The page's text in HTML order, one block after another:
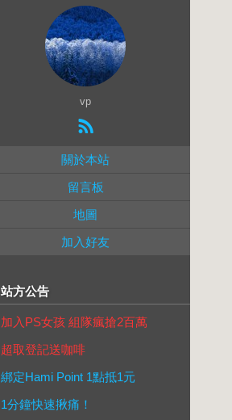
vp
關於本站
留言板
地圖
加入好友
站方公告
加入PS女孩 組隊瘋搶2百萬
超取登記送咖啡
綁定Hami Point 1點抵1元
1分鐘快速揪痛！